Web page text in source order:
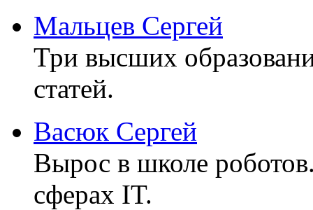
Мальцев Сергей
Три высших
статей.
Васюк Сергей
Вырос в школе
сферах IT.